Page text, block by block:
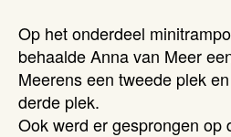
Op het onderdeel
behaalde Anna van Meer
Meerens een tweede plek
derde plek.
Ook werd er gesprongen op